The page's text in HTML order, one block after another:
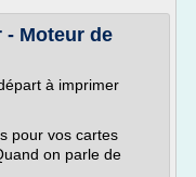
- Moteur de
à imprimer
pour vos cartes
on parle de